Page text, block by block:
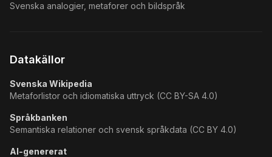
Svenska analogier, metaforer och bildspråk
Datakällor
Svenska Wikipedia
Metaforlistor och idiomatiska uttryck (CC BY-SA 4.0)
Språkbanken
Semantiska relationer och svensk språkdata (CC BY 4.0)
AI-genererat